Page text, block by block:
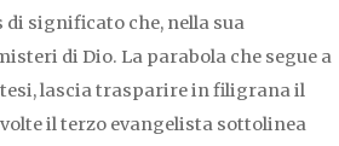
di significato che, nella sua
di Dio. La parabola che segue a
lascia trasparire in filigrana il
il terzo evangelista sottolinea